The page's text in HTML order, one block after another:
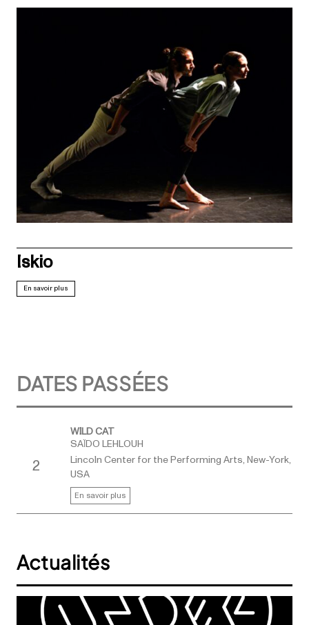
Iskio
En savoir plus
DATES PASSÉES
2
WILD CAT
SAÏDO LEHLOUH
Lincoln Center for the Performing Arts, New-York,
USA
En savoir plus
Actualités